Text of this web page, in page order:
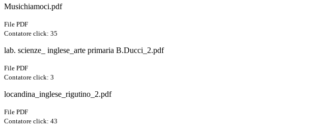
Musichiamoci.pdf
File PDF
Contatore click: 35
lab. scienze_ inglese_arte primaria B.Ducci_2.pdf
File PDF
Contatore click: 3
locandina_inglese_rigutino_2.pdf
File PDF
Contatore click: 43